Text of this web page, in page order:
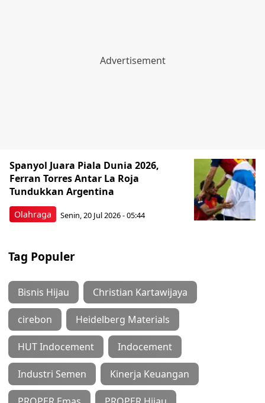
Olahraga
Spanyol Juara Piala Dunia 2026,
Ferran Torres Antar La Roja
Tundukkan Argentina
Senin, 20 Jul 2026 - 05:44
Tag Populer
Bisnis Hijau Christian Kartawijaya
cirebon Heidelberg Materials
HUT Indocement Indocement
Industri Semen Kinerja Keuangan